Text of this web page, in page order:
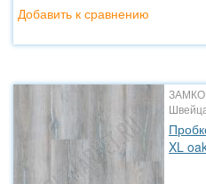
Добавить к сравнению
XL